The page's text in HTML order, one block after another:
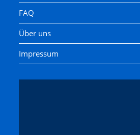
FAQ
Über uns
Impressum